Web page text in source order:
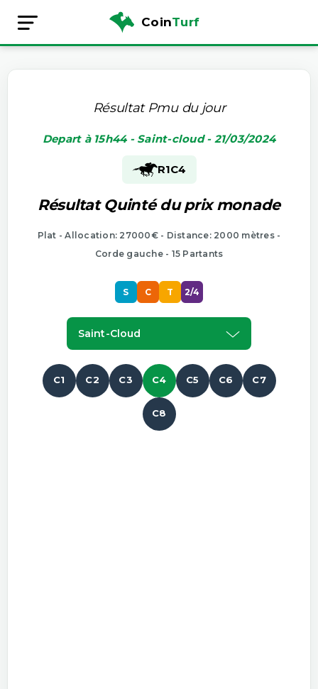
CoinTurf
Résultat Pmu du jour
Depart à 15h44 - Saint-cloud - 21/03/2024
R1C4
Résultat Quinté du prix monade
Plat - Allocation: 27000€ - Distance: 2000 mètres -
Corde gauche - 15 Partants
S C T 2/4
Saint-Cloud
C1 C2 C3 C4 C5 C6 C7
C8